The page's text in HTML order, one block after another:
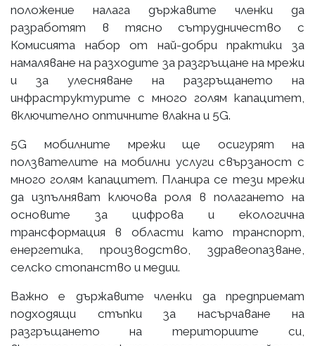
положение налага държавите членки да
разработят в тясно сътрудничество с
Комисията набор от най-добри практики за
намаляване на разходите за разгръщане на мрежи
и за улесняване на разгръщането на
инфраструктурите с много голям капацитет,
включително оптичните влакна и 5G.
5G мобилните мрежи ще осигурят на
ползвателите на мобилни услуги свързаност с
много голям капацитет. Планира се тези мрежи
да изпълняват ключова роля в полагането на
основите за цифрова и екологична
трансформация в области като транспорт,
енергетика, производство, здравеопазване,
селско стопанство и медии.
Важно е държавите членки да предприемат
подходящи стъпки за насърчаване на
разгръщането на териториите си,